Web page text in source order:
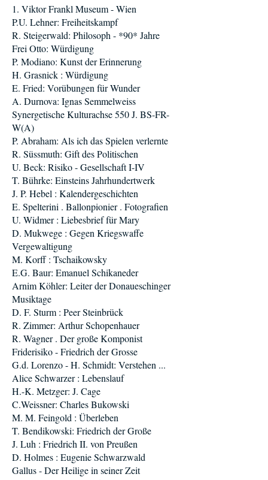
1. Viktor Frankl Museum - Wien
P.U. Lehner: Freiheitskampf
R. Steigerwald: Philosoph - *90* Jahre
Frei Otto: Würdigung
P. Modiano: Kunst der Erinnerung
H. Grasnick : Würdigung
E. Fried: Vorübungen für Wunder
A. Durnova: Ignas Semmelweiss
Synergetische Kulturachse 550 J. BS-FR-
W(A)
P. Abraham: Als ich das Spielen verlernte
R. Süssmuth: Gift des Politischen
U. Beck: Risiko - Gesellschaft I-IV
T. Bührke: Einsteins Jahrhundertwerk
J. P. Hebel : Kalendergeschichten
E. Spelterini . Ballonpionier . Fotografien
U. Widmer : Liebesbrief für Mary
D. Mukwege : Gegen Kriegswaffe
Vergewaltigung
M. Korff : Tschaikowsky
E.G. Baur: Emanuel Schikaneder
Arnim Köhler: Leiter der Donaueschinger
Musiktage
D. F. Sturm : Peer Steinbrück
R. Zimmer: Arthur Schopenhauer
R. Wagner . Der große Komponist
Friderisiko - Friedrich der Grosse
G.d. Lorenzo - H. Schmidt: Verstehen ...
Alice Schwarzer : Lebenslauf
H.-K. Metzger: J. Cage
C.Weissner: Charles Bukowski
M. M. Feingold : Überleben
T. Bendikowski: Friedrich der Große
J. Luh : Friedrich II. von Preußen
D. Holmes : Eugenie Schwarzwald
Gallus - Der Heilige in seiner Zeit